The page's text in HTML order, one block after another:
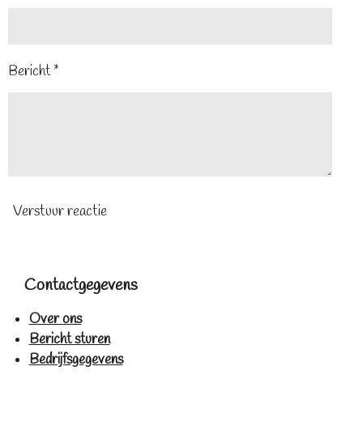
Bericht *
Verstuur reactie
Contactgegevens
Over ons
Bericht sturen
Bedrijfsgegevens